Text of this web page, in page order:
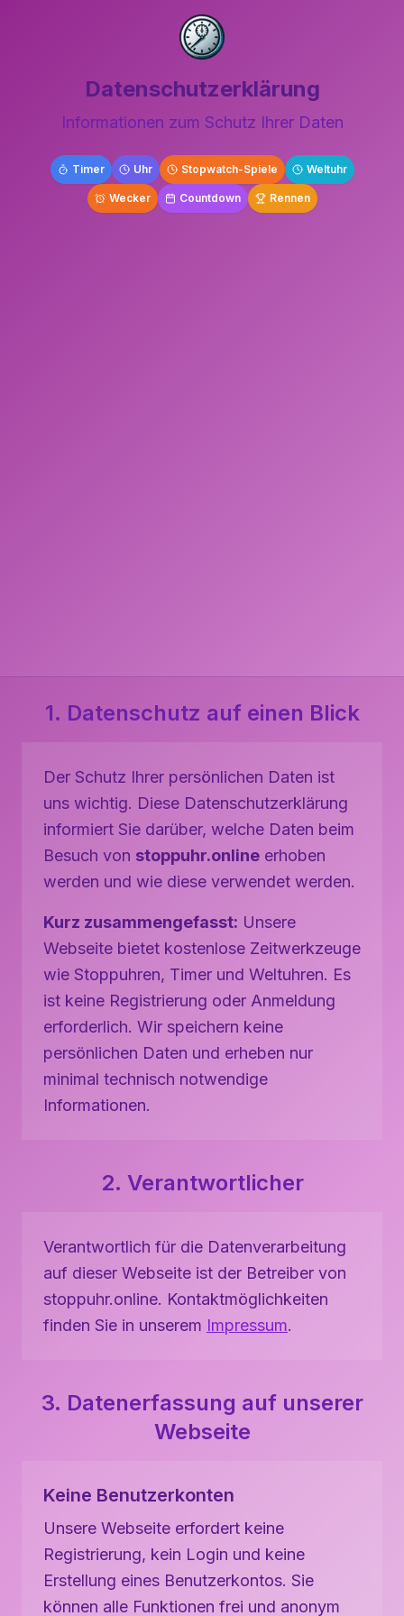
Datenschutzerklärung
Informationen zum Schutz Ihrer Daten
Timer Uhr Stopwatch-Spiele Weltuhr
Wecker Countdown Rennen
1. Datenschutz auf einen Blick
Der Schutz Ihrer persönlichen Daten ist
uns wichtig. Diese Datenschutzerklärung
informiert Sie darüber, welche Daten beim
Besuch von stoppuhr.online erhoben
werden und wie diese verwendet werden.
Kurz zusammengefasst: Unsere
Webseite bietet kostenlose Zeitwerkzeuge
wie Stoppuhren, Timer und Weltuhren. Es
ist keine Registrierung oder Anmeldung
erforderlich. Wir speichern keine
persönlichen Daten und erheben nur
minimal technisch notwendige
Informationen.
2. Verantwortlicher
Verantwortlich für die Datenverarbeitung
auf dieser Webseite ist der Betreiber von
stoppuhr.online. Kontaktmöglichkeiten
finden Sie in unserem Impressum.
3. Datenerfassung auf unserer
Webseite
Keine Benutzerkonten
Unsere Webseite erfordert keine
Registrierung, kein Login und keine
Erstellung eines Benutzerkontos. Sie
können alle Funktionen frei und anonym